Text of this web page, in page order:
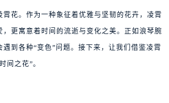
花。作为一种象征着优雅与坚韧的花卉，凌霄
更寓意着时间的流逝与变化之美。正如浪琴腕
到各种“变色”问题。接下来，让我们借鉴凌霄
间之花”。